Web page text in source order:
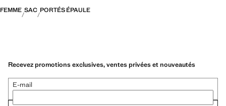
FEMME SAC PORTÉS ÉPAULE
Recevez promotions exclusives, ventes privées et nouveautés
E-mail